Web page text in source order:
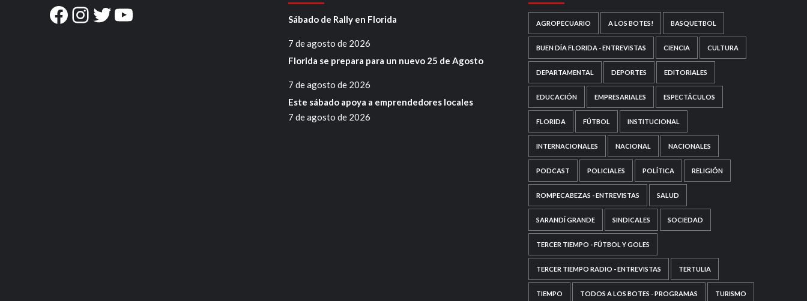
Facebook
Instagram
Twitter
YouTube Sábado de Rally en Florida
7 de agosto de 2026
Florida se prepara para un nuevo 25 de Agosto
7 de agosto de 2026
Este sábado apoya a emprendedores locales
7 de agosto de 2026
AGROPECUARIO A LOS BOTES! BASQUETBOL
BUEN DÍA FLORIDA - ENTREVISTAS CIENCIA CULTURA
DEPARTAMENTAL DEPORTES EDITORIALES
EDUCACIÓN EMPRESARIALES ESPECTÁCULOS
FLORIDA FÚTBOL INSTITUCIONAL
INTERNACIONALES NACIONAL NACIONALES
PODCAST POLICIALES POLÍTICA RELIGIÓN
ROMPECABEZAS - ENTREVISTAS SALUD
SARANDÍ GRANDE SINDICALES SOCIEDAD
TERCER TIEMPO - FÚTBOL Y GOLES
TERCER TIEMPO RADIO - ENTREVISTAS TERTULIA
TIEMPO TODOS A LOS BOTES - PROGRAMAS TURISMO